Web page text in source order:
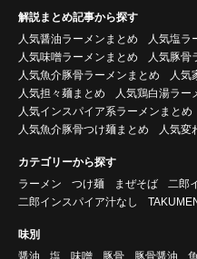
解説まとめ記事から探す
人気醤油ラーメンまとめ
人気塩ラ
人気味噌ラーメンまとめ
人気豚骨
人気魚介豚骨ラーメンまとめ
人気
人気担々麺まとめ
人気鶏白湯ラー
人気インスパイア系ラーメンまとめ
人気魚介豚骨つけ麺まとめ
人気変
カテゴリーから探す
ラーメン
つけ麺 まぜそば
二郎
二郎インスパイア汁なし
味別
醤油
塩 味噌 豚骨 豚骨醤油